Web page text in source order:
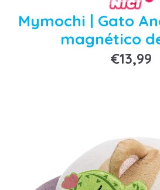
Mymochi | Gato
magnético
€13,99